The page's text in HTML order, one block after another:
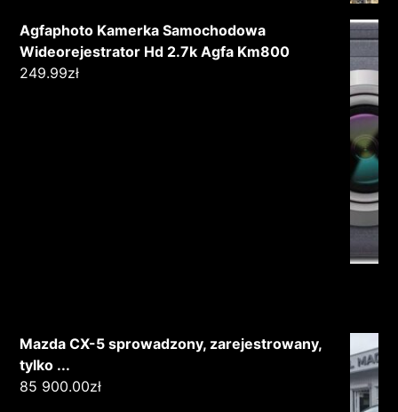
Agfaphoto Kamerka Samochodowa
Wideorejestrator Hd 2.7k Agfa Km800
249.99zł
Mazda CX-5 sprowadzony, zarejestrowany,
tylko ...
85 900.00zł